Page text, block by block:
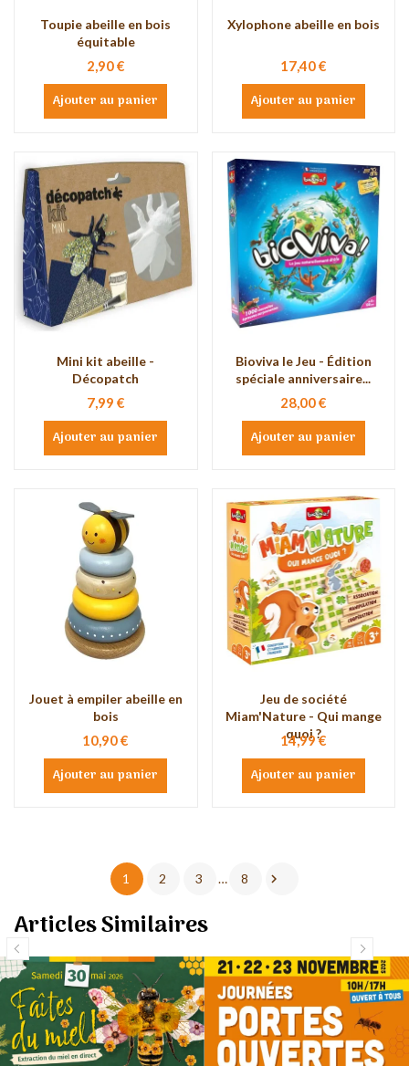
Toupie abeille en bois
équitable
2,90 €
Ajouter au panier
Xylophone abeille en bois
17,40 €
Ajouter au panier
Mini kit abeille -
Décopatch
7,99 €
Ajouter au panier
Bioviva le Jeu - Édition
spéciale anniversaire...
28,00 €
Ajouter au panier
Jouet à empiler abeille en
bois
10,90 €
Ajouter au panier
Jeu de société
Miam'Nature - Qui mange
quoi ?
14,99 €
Ajouter au panier
1 2 3 … 8 
Articles Similaires